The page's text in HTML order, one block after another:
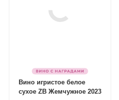
Вино игристое белое
сухое ZB Жемчужное 2023